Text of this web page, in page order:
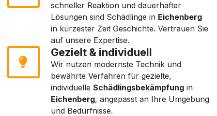
schneller Reaktion und dauerhafter
Lösungen sind Schädlinge in Eichenberg
in kürzester Zeit Geschichte. Vertrauen Sie
auf unsere Expertise.
Gezielt & individuell
Wir nutzen modernste Technik und
bewährte Verfahren für gezielte,
individuelle Schädlingsbekämpfung in
Eichenberg, angepasst an Ihre Umgebung
und Bedürfnisse.